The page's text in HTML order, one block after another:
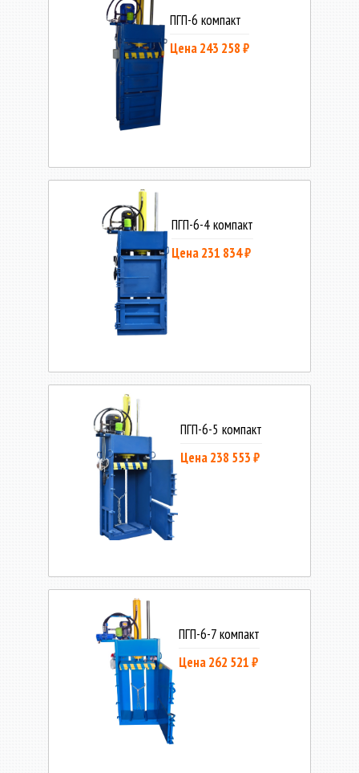
ПГП-6 компакт
Цена 243 258 ₽
ПГП-6-4 компакт
Цена 231 834 ₽
ПГП-6-5 компакт
Цена 238 553 ₽
ПГП-6-7 компакт
Цена 262 521 ₽